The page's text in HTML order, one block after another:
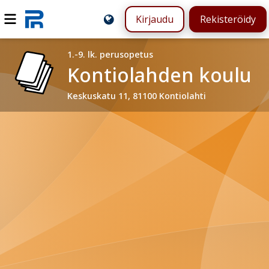
Kirjaudu Rekisteröidy
1.-9. lk. perusopetus
Kontiolahden koulu
Keskuskatu 11, 81100 Kontiolahti